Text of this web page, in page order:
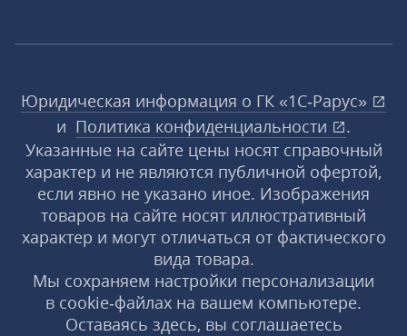
Юридическая информация о ГК «1С‑Рарус»
и Политика конфиденциальности
.
Указанные на сайте цены носят справочный
характер и не являются публичной офертой,
если явно не указано иное. Изображения
товаров на сайте носят иллюстративный
характер и могут отличаться от фактического
вида товара.
Мы сохраняем настройки персонализации
в cookie‑файлах на вашем компьютере.
Оставаясь здесь, вы соглашаетесь